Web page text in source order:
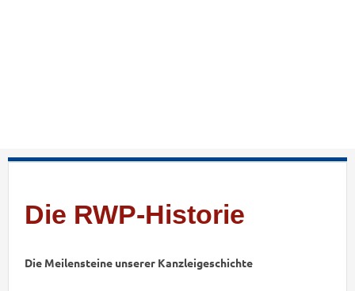
Die RWP-Historie
Die Meilensteine unserer Kanzleigeschichte